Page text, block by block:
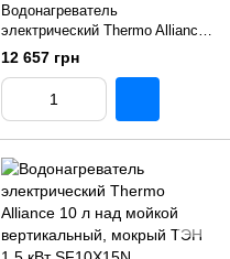
Водонагреватель
электрический Thermo Alliance
80 л плоский горизонтальный,
мокрый ТЭН 2 кВт (0,8+1,2)
12 657 грн